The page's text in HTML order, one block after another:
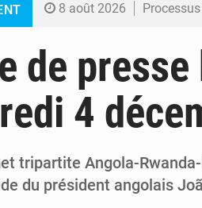
8 août 2026 Processus de
7 août 2026 RDC : Kinshasa
6 août 2026 Comment
de
4
tripartite Angola-
du président angolais